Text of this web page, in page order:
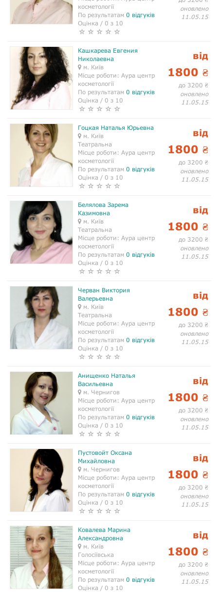
косметології
По результатам 0 відгуків
Оцінка / 0 з 10
оновлено
11.05.15
Кашкарева Евгения
Николаевна
м. Київ
Місце роботи: Аура центр
косметології
По результатам 0 відгуків
Оцінка / 0 з 10
від
1800 ₴
до 3200 ₴
оновлено
11.05.15
Гоцкая Наталья Юрьевна
м. Київ
Театральна
Місце роботи: Аура центр
косметології
По результатам 0 відгуків
Оцінка / 0 з 10
від
1800 ₴
до 3200 ₴
оновлено
11.05.15
Белялова Зарема
Казимовна
м. Київ
Театральна
Місце роботи: Аура центр
косметології
По результатам 0 відгуків
Оцінка / 0 з 10
від
1800 ₴
до 3200 ₴
оновлено
11.05.15
Черван Виктория
Валерьевна
м. Київ
Театральна
Місце роботи: Аура центр
косметології
По результатам 0 відгуків
Оцінка / 0 з 10
від
1800 ₴
до 3200 ₴
оновлено
11.05.15
Анищенко Наталья
Васильевна
м. Чернигов
Місце роботи: Аура центр
косметології
По результатам 0 відгуків
Оцінка / 0 з 10
від
1800 ₴
до 3200 ₴
оновлено
11.05.15
Пустовойт Оксана
Михайловна
м. Чернигов
Місце роботи: Аура центр
косметології
По результатам 0 відгуків
Оцінка / 0 з 10
від
1800 ₴
до 3200 ₴
оновлено
11.05.15
Ковалева Марина
Александровна
м. Київ
Голосіївська
Місце роботи: Аура центр
косметології
По результатам 0 відгуків
Оцінка / 0 з 10
від
1800 ₴
до 3200 ₴
оновлено
11.05.15